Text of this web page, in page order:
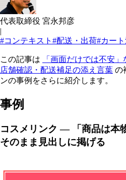
代表取締役 宮永邦彦
|
#コンテキスト #配送・出荷#カー
この記事は
「画面だけでは不安
店舗確認・配送補足の添え言葉 の
ンの事例をさらに紹介します。
事例
コスメリンク — 「商品は本
そのまま見出しに掲げる